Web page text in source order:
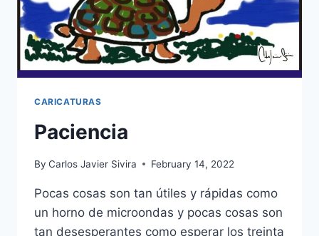
CARICATURAS
Paciencia
By Carlos Javier Sivira February 14, 2022
Pocas cosas son tan útiles y rápidas como
un horno de microondas y pocas cosas son
tan desesperantes como esperar los treinta